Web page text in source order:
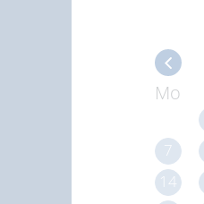
Mo
7
14